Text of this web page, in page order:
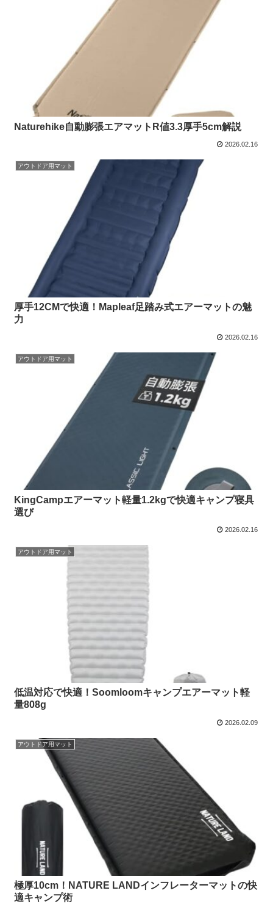
Naturehike自動膨張エアマットR値3.3厚手5cm解説
2026.02.16
アウトドア用マット
厚手12CMで快適！Mapleaf足踏み式エアーマットの魅
力
2026.02.16
アウトドア用マット
KingCampエアーマット軽量1.2kgで快適キャンプ寝具
選び
2026.02.16
アウトドア用マット
低温対応で快適！Soomloomキャンプエアーマット軽
量808g
2026.02.09
アウトドア用マット
極厚10cm！NATURE LANDインフレーターマットの快
適キャンプ術